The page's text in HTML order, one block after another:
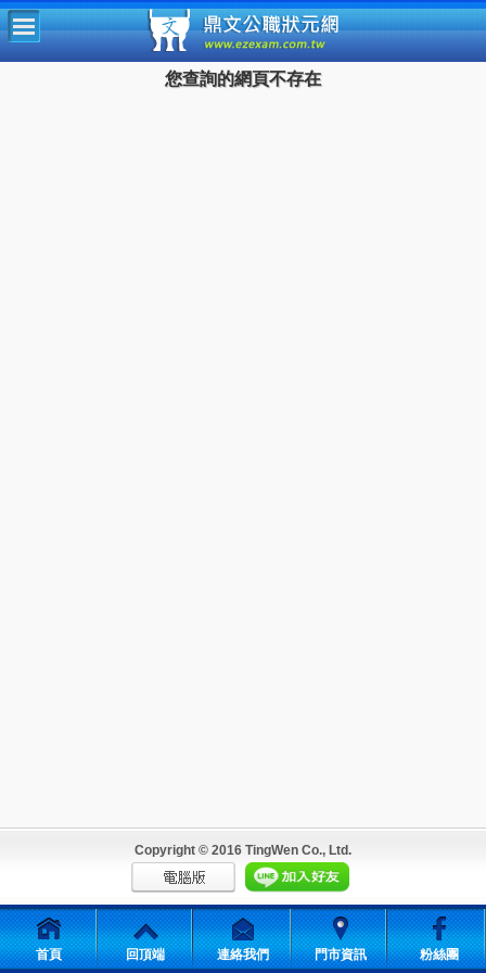
鼎文公
您查詢的網頁不存在
Copyright © 2016 TingWen Co., Ltd.
首頁 回頂端 連絡我們 門市資訊 粉絲團